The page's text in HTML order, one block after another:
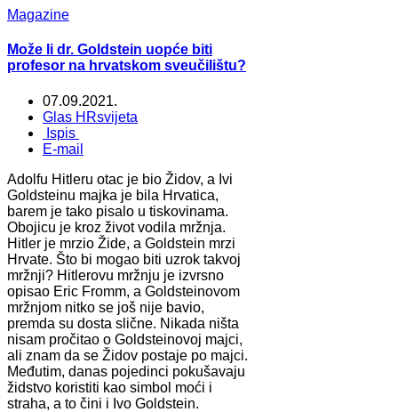
Magazine
Može li dr. Goldstein uopće biti
profesor na hrvatskom sveučilištu?
07.09.2021.
Glas HRsvijeta
Ispis
E-mail
Adolfu Hitleru otac je bio Židov, a Ivi
Goldsteinu majka je bila Hrvatica,
barem je tako pisalo u tiskovinama.
Obojicu je kroz život vodila mržnja.
Hitler je mrzio Žide, a Goldstein mrzi
Hrvate. Što bi mogao biti uzrok takvoj
mržnji? Hitlerovu mržnju je izvrsno
opisao Eric Fromm, a Goldsteinovom
mržnjom nitko se još nije bavio,
premda su dosta slične. Nikada ništa
nisam pročitao o Goldsteinovoj majci,
ali znam da se Židov postaje po majci.
Međutim, danas pojedinci pokušavaju
židstvo koristiti kao simbol moći i
straha, a to čini i Ivo Goldstein.